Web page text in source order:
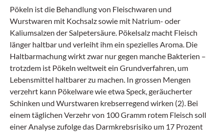
Pökeln ist die Behandlung von Fleischwaren und
Wurstwaren mit Kochsalz sowie mit Natrium- oder
Kaliumsalzen der Salpetersäure. Pökelsalz macht Fleisch
länger haltbar und verleiht ihm ein spezielles Aroma. Die
Haltbarmachung wirkt zwar nur gegen manche Bakterien –
trotzdem ist Pökeln weltweit ein Grundverfahren, um
Lebensmittel haltbarer zu machen. In grossen Mengen
verzehrt kann Pökelware wie etwa Speck, geräucherter
Schinken und Wurstwaren krebserregend wirken (2). Bei
einem täglichen Verzehr von 100 Gramm rotem Fleisch soll
einer Analyse zufolge das Darmkrebsrisiko um 17 Prozent